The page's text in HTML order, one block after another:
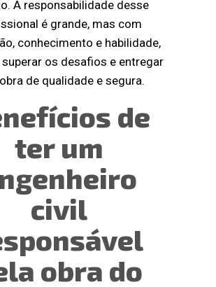
A responsabilidade desse
é grande, mas com
conhecimento e habilidade,
superar os desafios e entregar
de qualidade e segura.
de
ter um
civil
obra do